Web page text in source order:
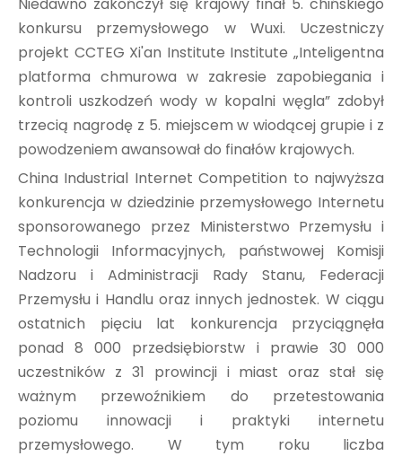
konkursu przemysłowego w Wuxi. Uczestniczy
projekt CCTEG Xi'an Institute Institute „Inteligentna
platforma chmurowa w zakresie zapobiegania i
kontroli uszkodzeń wody w kopalni węgla” zdobył
trzecią nagrodę z 5. miejscem w wiodącej grupie i z
powodzeniem awansował do finałów krajowych.
China Industrial Internet Competition to najwyższa
konkurencja w dziedzinie przemysłowego Internetu
sponsorowanego przez Ministerstwo Przemysłu i
Technologii Informacyjnych, państwowej Komisji
Nadzoru i Administracji Rady Stanu, Federacji
Przemysłu i Handlu oraz innych jednostek. W ciągu
ostatnich pięciu lat konkurencja przyciągnęła
ponad 8 000 przedsiębiorstw i prawie 30 000
uczestników z 31 prowincji i miast oraz stał się
ważnym przewoźnikiem do przetestowania
poziomu innowacji i praktyki internetu
przemysłowego. W tym roku liczba